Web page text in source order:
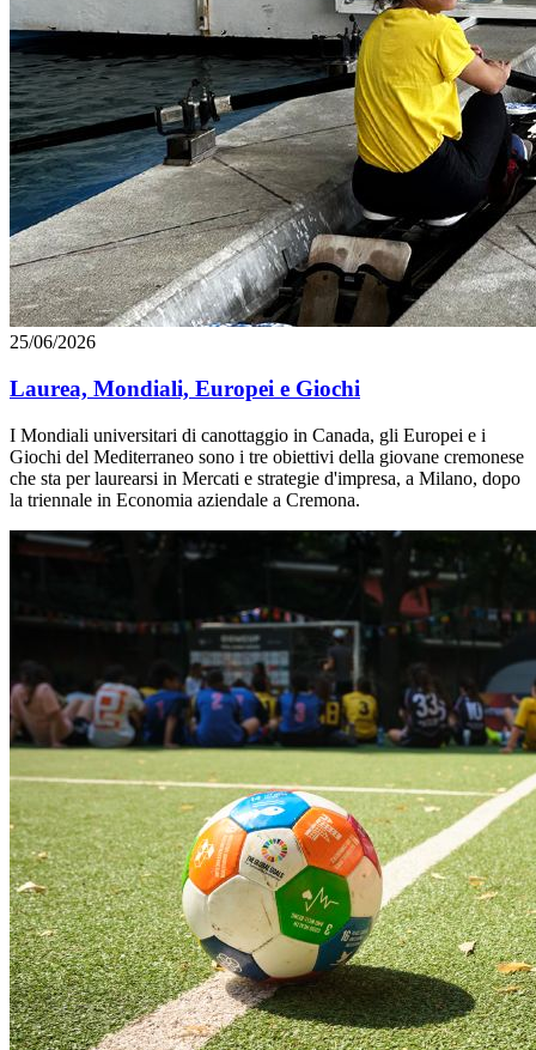
25/06/2026
Laurea, Mondiali, Europei e Giochi
I Mondiali universitari di canottaggio in Canada, gli Europei e i
Giochi del Mediterraneo sono i tre obiettivi della giovane cremonese
che sta per laurearsi in Mercati e strategie d'impresa, a Milano, dopo
la triennale in Economia aziendale a Cremona.